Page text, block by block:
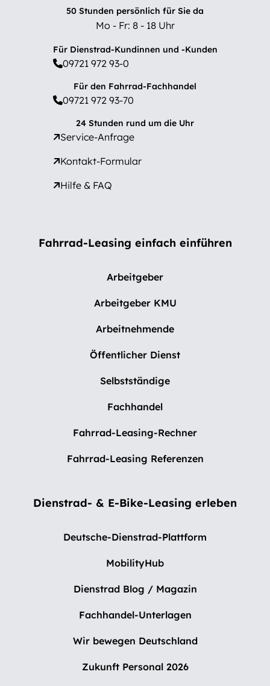
50 Stunden persönlich für Sie da
Mo - Fr: 8 - 18 Uhr
Für Dienstrad-Kundinnen und -Kunden
09721 972 93-0
Für den Fahrrad-Fachhandel
09721 972 93-70
24 Stunden rund um die Uhr
Service-Anfrage
Kontakt-Formular
Hilfe & FAQ
Fahrrad-Leasing einfach einführen
Arbeitgeber
Arbeitgeber KMU
Arbeitnehmende
Öffentlicher Dienst
Selbstständige
Fachhandel
Fahrrad-Leasing-Rechner
Fahrrad-Leasing Referenzen
Dienstrad- & E-Bike-Leasing erleben
Deutsche-Dienstrad-Plattform
MobilityHub
Dienstrad Blog / Magazin
Fachhandel-Unterlagen
Wir bewegen Deutschland
Zukunft Personal 2026